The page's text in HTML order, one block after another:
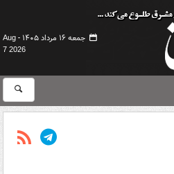
جمعه ۱۶ مرداد ۱۴۰۵ -
Aug
7 2026